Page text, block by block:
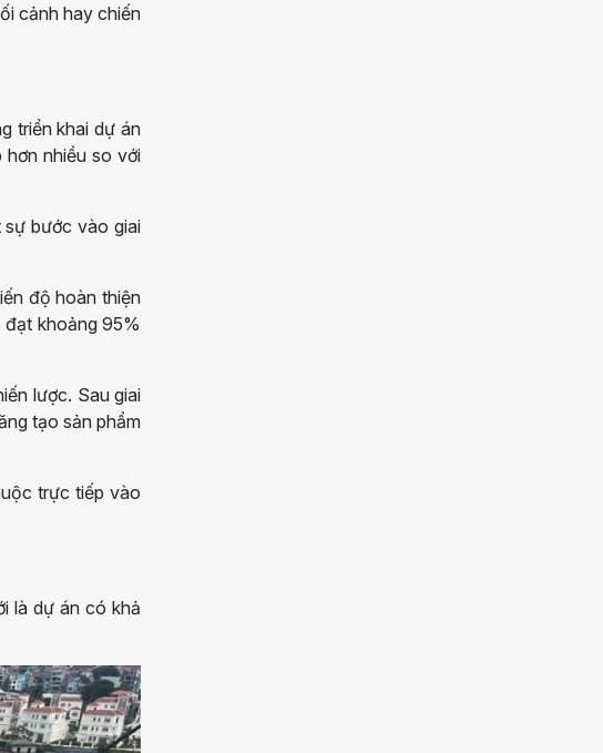
cảnh hay chiến
triển khai dự án
nhiều so với
sự bước vào giai
độ hoàn thiện
khoảng 95%
lược. Sau giai
tạo sản phẩm
trực tiếp vào
là dự án có khả